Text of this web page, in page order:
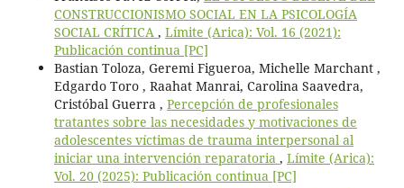
CONSTRUCCIONISMO SOCIAL EN LA PSICOLOGÍA
SOCIAL CRÍTICA , Límite (Arica): Vol. 16 (2021):
Publicación continua [PC]
Bastian Toloza, Geremi Figueroa, Michelle Marchant ,
Edgardo Toro , Raahat Manrai, Carolina Saavedra,
Cristóbal Guerra , Percepción de profesionales
tratantes sobre las necesidades y motivaciones de
adolescentes víctimas de trauma interpersonal al
iniciar una intervención reparatoria , Límite (Arica):
Vol. 20 (2025): Publicación continua [PC]